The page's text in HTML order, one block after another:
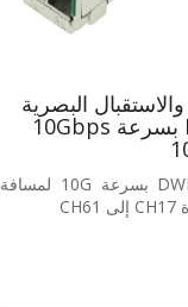
البصرية
‎DWDM SFP+‎ بسرعة ‎10Gbps‎
وحدة ‎DWDM SFP+‎ بسرعة ‎10G‎ لمسافة